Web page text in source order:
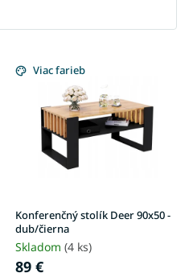
Viac farieb
Konferenčný stolík Deer 90x50 -
dub/čierna
Skladom (4 ks)
89 €